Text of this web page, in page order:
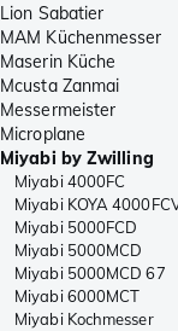
Lion Sabatier
MAM Küchenmesser
Maserin Küche
Mcusta Zanmai
Messermeister
Microplane
Miyabi by Zwilling
Miyabi 4000FC
Miyabi KOYA
Miyabi 5000FCD
Miyabi 5000MCD
Miyabi 5000MCD 67
Miyabi 6000MCT
Miyabi Kochmesser